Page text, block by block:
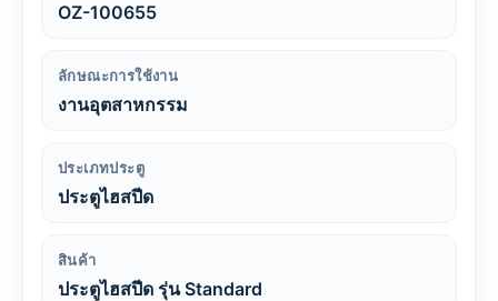
OZ-100655
ลักษณะการใช้งาน
งานอุตสาหกรรม
ประเภทประตู
ประตูไฮสปีด
สินค้า
ประตูไฮสปีด รุ่น Standard